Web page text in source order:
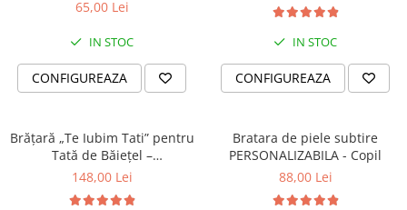
65,00 Lei
IN STOC
CONFIGUREAZA
IN STOC
CONFIGUREAZA
Brățară „Te Iubim Tati” pentru
Tată de Băiețel –
Personalizată, Din Piele
148,00 Lei
Bratara de piele subtire
PERSONALIZABILA - Copil
88,00 Lei